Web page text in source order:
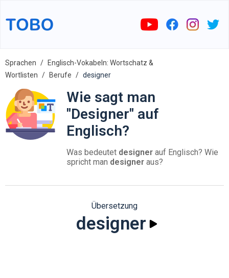
Sprachen
Englisch-Vokabeln: Wortschatz &
Wortlisten
Berufe designer
Wie sagt man
"Designer" auf
Englisch?
Was bedeutet designer auf Englisch? Wie
spricht man designer aus?
Übersetzung
designer